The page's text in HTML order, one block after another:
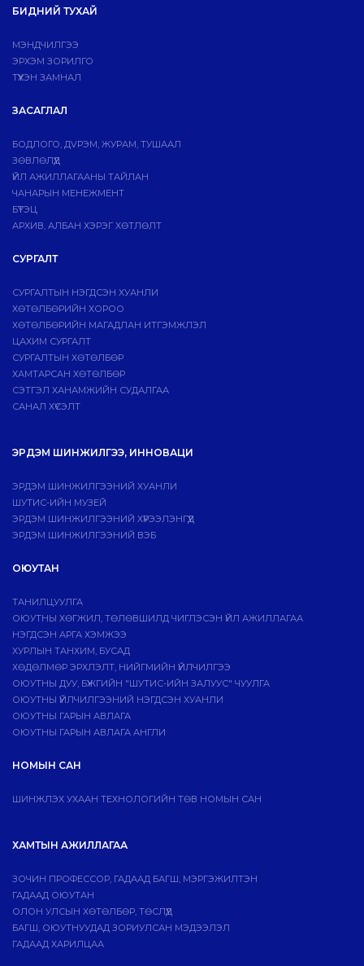
БИДНИЙ ТУХАЙ
МЭНДЧИЛГЭЭ
ЭРХЭМ ЗОРИЛГО
ТҮҮХЭН ЗАМНАЛ
ЗАСАГЛАЛ
БОДЛОГО, ДVРЭМ, ЖУРАМ, ТУШААЛ
ЗӨВЛӨЛҮҮД
ҮЙЛ АЖИЛЛАГААНЫ ТАЙЛАН
ЧАНАРЫН МЕНЕЖМЕНТ
БҮТЭЦ
АРХИВ, АЛБАН ХЭРЭГ ХӨТЛӨЛТ
СУРГАЛТ
СУРГАЛТЫН НЭГДСЭН ХУАНЛИ
ХӨТӨЛБӨРИЙН ХОРОО
ХӨТӨЛБӨРИЙН МАГАДЛАН ИТГЭМЖЛЭЛ
ЦАХИМ СУРГАЛТ
СУРГАЛТЫН ХӨТӨЛБӨР
ХАМТАРСАН ХӨТӨЛБӨР
СЭТГЭЛ ХАНАМЖИЙН СУДАЛГАА
САНАЛ ХҮСЭЛТ
ЭРДЭМ ШИНЖИЛГЭЭ, ИННОВАЦИ
ЭРДЭМ ШИНЖИЛГЭЭНИЙ ХУАНЛИ
ШУТИС-ИЙН МУЗЕЙ
ЭРДЭМ ШИНЖИЛГЭЭНИЙ ХҮРЭЭЛЭНГҮҮД
ЭРДЭМ ШИНЖИЛГЭЭНИЙ ВЭБ
ОЮУТАН
ТАНИЛЦУУЛГА
ОЮУТНЫ ХӨГЖИЛ, ТӨЛӨВШИЛД ЧИГЛЭСЭН ҮЙЛ АЖИЛЛАГАА
НЭГДСЭН АРГА ХЭМЖЭЭ
ХУРЛЫН ТАНХИМ, БУСАД
ХӨДӨЛМӨР ЭРХЛЭЛТ, НИЙГМИЙН ҮЙЛЧИЛГЭЭ
ОЮУТНЫ ДУУ, БҮЖГИЙН "ШУТИС-ИЙН ЗАЛУУС" ЧУУЛГА
ОЮУТНЫ ҮЙЛЧИЛГЭЭНИЙ НЭГДСЭН ХУАНЛИ
ОЮУТНЫ ГАРЫН АВЛАГА
ОЮУТНЫ ГАРЫН АВЛАГА АНГЛИ
НОМЫН САН
ШИНЖЛЭХ УХААН ТЕХНОЛОГИЙН ТӨВ НОМЫН САН
ХАМТЫН АЖИЛЛАГАА
ЗОЧИН ПРОФЕССОР, ГАДААД БАГШ, МЭРГЭЖИЛТЭН
ГАДААД ОЮУТАН
ОЛОН УЛСЫН ХӨТӨЛБӨР, ТӨСЛҮҮД
БАГШ, ОЮУТНУУДАД ЗОРИУЛСАН МЭДЭЭЛЭЛ
ГАДААД ХАРИЛЦАА